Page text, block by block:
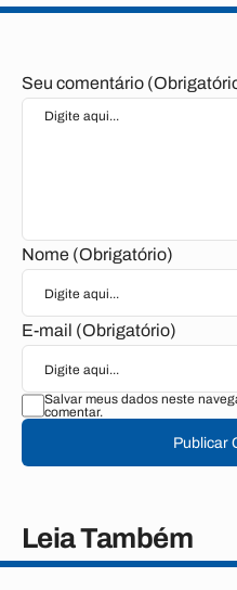
Seu comentário
Nome (Obrigatório)
E-mail (Obrigatório)
Salvar meus dados neste
comentar.
Publicar
Leia Também